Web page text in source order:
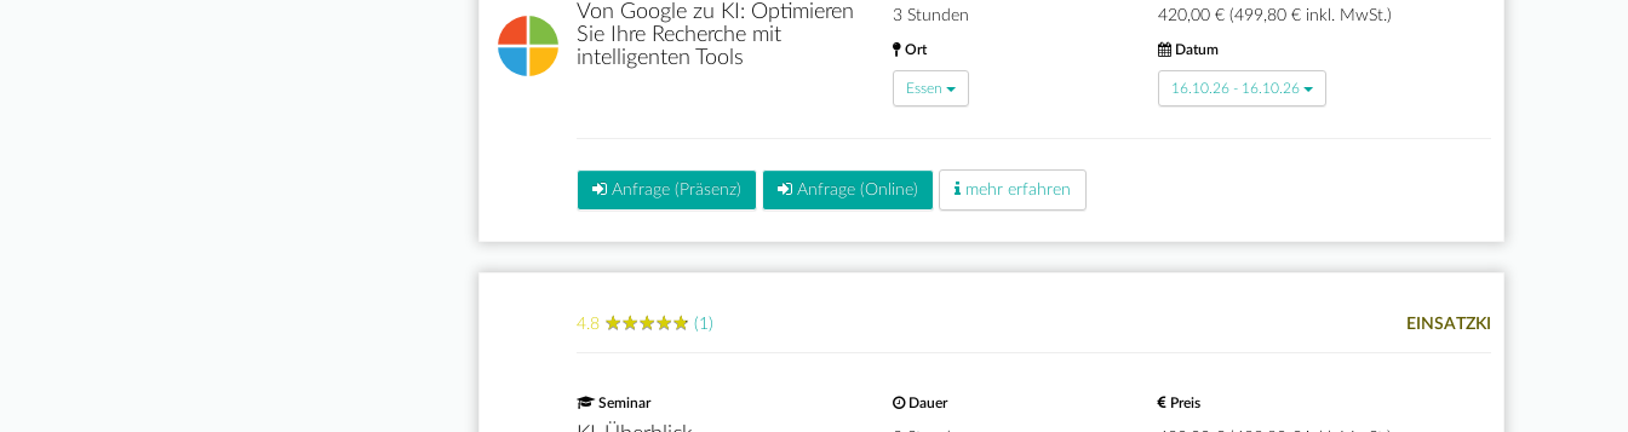
Von Google zu KI: Optimieren
Sie Ihre Recherche mit
intelligenten Tools
3 Stunden 420,00 € (499,80 € inkl. MwSt.)
Ort
Essen
Datum
16.10.26 - 16.10.26
Anfrage (Präsenz) Anfrage (Online) mehr erfahren
4.8 ★★★★★
★★★★★ (1) EINSATZKI
Seminar Dauer Preis